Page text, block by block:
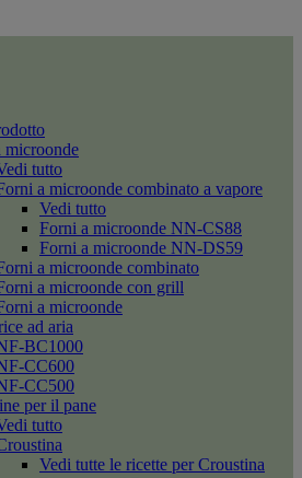
microonde
tutto
a microonde combinato a vapore
Vedi tutto
Forni a microonde NN-CS88
Forni a microonde NN-DS59
a microonde combinato
a microonde con grill
a microonde
ad aria
BC1000
CC600
CC500
per il pane
tutto
Vedi tutte le ricette per Croustina